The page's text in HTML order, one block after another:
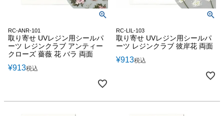
RC-ANR-101
取り寄せ UVレジン用シールパ
ーツ レジンクラブ アンティー
クローズ 薔薇 花 バラ 両面
¥913税込
RC-LIL-103
取り寄せ UVレジン用シールパ
ーツ レジンクラブ 彼岸花 両面
¥913税込